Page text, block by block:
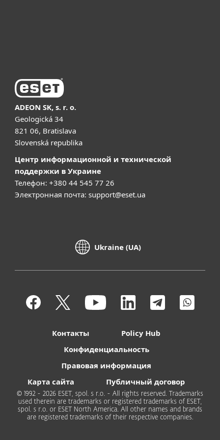
ADEON SK, s. r. o.
Geologická 34
821 06, Bratislava
Slovenská republika
Центр информационной и технической
поддержки в Украине
Телефон: +380 44 545 77 26
Электронная почта: support@eset.ua
Ukraine (UA)
Контакты
Policy Hub
Конфиденциальность
Правовая информация
Карта сайта
Публичный договор
© 1992 - 2026 ESET, spol. s r.o. - All rights reserved. Trademarks
used therein are trademarks or registered trademarks of ESET,
spol. s r.o. or ESET North America. All other names and brands
are registered trademarks of their respective companies.